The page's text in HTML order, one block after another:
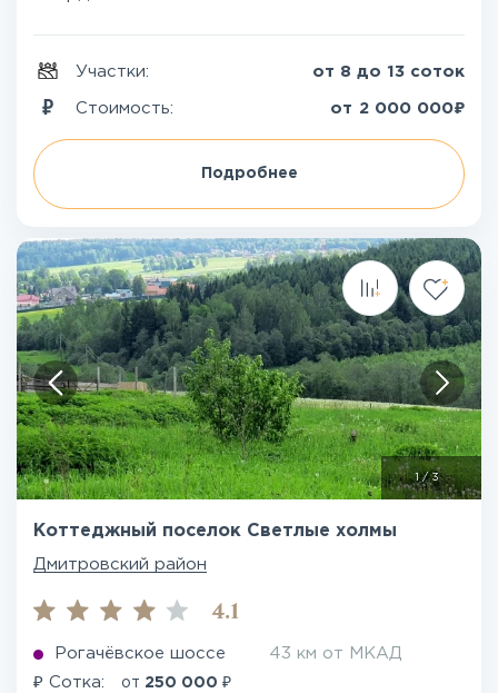
Участки: от 8 до 13 соток
Стоимость: от 2 000 000₽
Подробнее
1/3
Коттеджный поселок Светлые холмы
Дмитровский район
4.1
Рогачёвское шоссе 43 км от МКАД
₽ Сотка: от 250 000 ₽